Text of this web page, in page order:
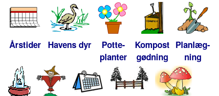
Årstider Havens dyr
Potte-
planter
Kompost
gødning
Planlæg-
ning